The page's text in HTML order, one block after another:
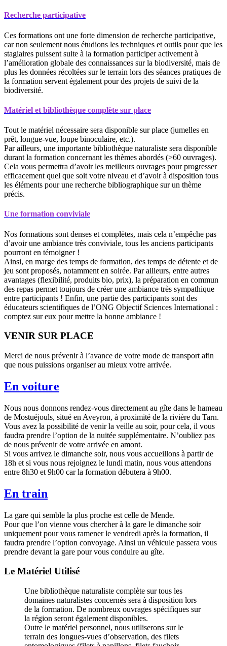
Recherche participative
Ces formations ont une forte dimension de recherche participative,
car non seulement nous étudions les techniques et outils pour que les
stagiaires puissent suite à la formation participer activement à
l’amélioration globale des connaissances sur la biodiversité, mais de
plus les données récoltées sur le terrain lors des séances pratiques de
la formation servent également pour des projets de suivi de la
biodiversité.
Matériel et bibliothèque complète sur place
Tout le matériel nécessaire sera disponible sur place (jumelles en
prêt, longue-vue, loupe binoculaire, etc.).
Par ailleurs, une importante bibliothèque naturaliste sera disponible
durant la formation concernant les thèmes abordés (>60 ouvrages).
Cela vous permettra d’avoir les meilleurs ouvrages pour progresser
efficacement quel que soit votre niveau et d’avoir à disposition tous
les éléments pour une recherche bibliographique sur un thème
précis.
Une formation conviviale
Nos formations sont denses et complètes, mais cela n’empêche pas
d’avoir une ambiance très conviviale, tous les anciens participants
pourront en témoigner !
Ainsi, en marge des temps de formation, des temps de détente et de
jeu sont proposés, notamment en soirée. Par ailleurs, entre autres
avantages (flexibilité, produits bio, prix), la préparation en commun
des repas permet toujours de créer une ambiance très sympathique
entre participants ! Enfin, une partie des participants sont des
éducateurs scientifiques de l’ONG Objectif Sciences International :
comptez sur eux pour mettre la bonne ambiance !
VENIR SUR PLACE
Merci de nous prévenir à l’avance de votre mode de transport afin
que nous puissions organiser au mieux votre arrivée.
En voiture
Nous nous donnons rendez-vous directement au gîte dans le hameau
de Mostuéjouls, situé en Aveyron, à proximité de la rivière du Tarn.
Vous avez la possibilité de venir la veille au soir, pour cela, il vous
faudra prendre l’option de la nuitée supplémentaire. N’oubliez pas
de nous prévenir de votre arrivée en amont.
Si vous arrivez le dimanche soir, nous vous accueillons à partir de
18h et si vous nous rejoignez le lundi matin, nous vous attendons
entre 8h30 et 9h00 car la formation débutera à 9h00.
En train
La gare qui semble la plus proche est celle de Mende.
Pour que l’on vienne vous chercher à la gare le dimanche soir
uniquement pour vous ramener le vendredi après la formation, il
faudra prendre l’option convoyage. Ainsi un véhicule passera vous
prendre devant la gare pour vous conduire au gîte.
Le Matériel Utilisé
Une bibliothèque naturaliste complète sur tous les
domaines naturalistes concernés sera à disposition lors
de la formation. De nombreux ouvrages spécifiques sur
la région seront également disponibles.
Outre le matériel personnel, nous utiliserons sur le
terrain des longues-vues d’observation, des filets